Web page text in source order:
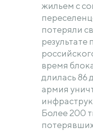
жильем с
потеряли
время
длилась 86
армия
Более 200